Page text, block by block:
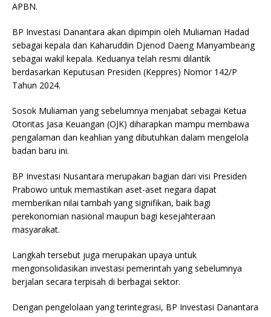
APBN.
BP Investasi Danantara akan dipimpin oleh Muliaman Hadad
sebagai kepala dan Kaharuddin Djenod Daeng Manyambeang
sebagai wakil kepala. Keduanya telah resmi dilantik
berdasarkan Keputusan Presiden (Keppres) Nomor 142/P
Tahun 2024.
Sosok Muliaman yang sebelumnya menjabat sebagai Ketua
Otoritas Jasa Keuangan (OJK) diharapkan mampu membawa
pengalaman dan keahlian yang dibutuhkan dalam mengelola
badan baru ini.
BP Investasi Nusantara merupakan bagian dari visi Presiden
Prabowo untuk memastikan aset-aset negara dapat
memberikan nilai tambah yang signifikan, baik bagi
perekonomian nasional maupun bagi kesejahteraan
masyarakat.
Langkah tersebut juga merupakan upaya untuk
mengonsolidasikan investasi pemerintah yang sebelumnya
berjalan secara terpisah di berbagai sektor.
Dengan pengelolaan yang terintegrasi, BP Investasi Danantara